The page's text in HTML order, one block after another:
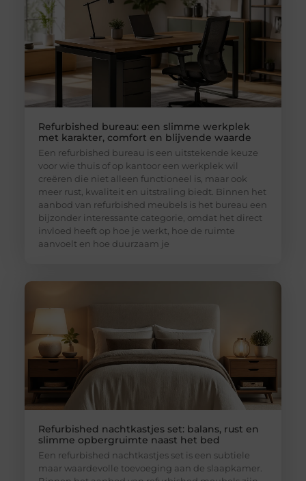
Refurbished bureau: een slimme werkplek
met karakter, comfort en blijvende waarde
Een refurbished bureau is een uitstekende keuze
voor wie thuis of op kantoor een werkplek wil
creëren die niet alleen functioneel is, maar ook
meer rust, kwaliteit en uitstraling biedt. Binnen het
aanbod van refurbished meubels is het bureau een
bijzonder interessante categorie, omdat het direct
invloed heeft op hoe je werkt, hoe de ruimte
aanvoelt en hoe duurzaam je
Refurbished nachtkastjes set: balans, rust en
slimme opbergruimte naast het bed
Een refurbished nachtkastjes set is een subtiele
maar waardevolle toevoeging aan de slaapkamer.